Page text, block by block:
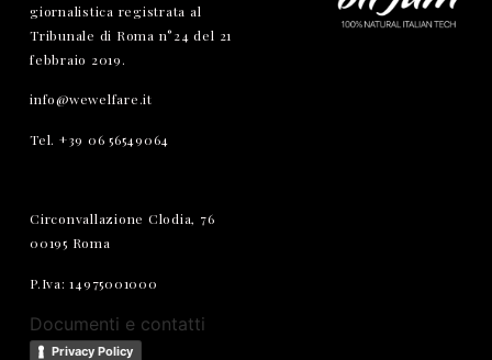
giornalistica registrata al
Tribunale di Roma n°24 del 21
febbraio 2019.
info@wewelfare.it
Tel. +39 06 56549064
Circonvallazione Clodia, 76
00195 Roma
P.Iva: 14975001000
Documenti e contatti
Privacy Policy